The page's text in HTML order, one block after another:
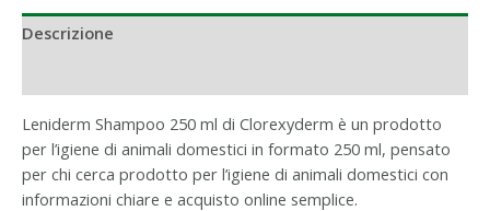
Descrizione
Leniderm Shampoo 250 ml di Clorexyderm è un prodotto
per l’igiene di animali domestici in formato 250 ml, pensato
per chi cerca prodotto per l’igiene di animali domestici con
informazioni chiare e acquisto online semplice.